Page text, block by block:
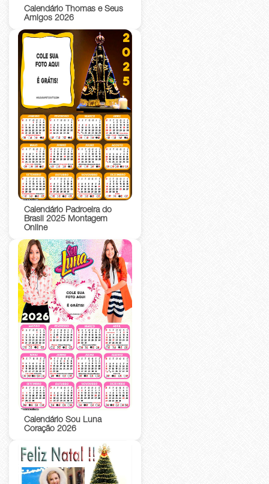
Calendário Thomas e Seus
Amigos 2026
Calendário Padroeira do
Brasil 2025 Montagem
Online
Calendário Sou Luna
Coração 2026